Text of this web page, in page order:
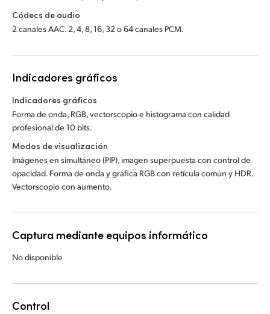
Códecs de audio
2 canales AAC. 2, 4, 8, 16, 32 o 64 canales PCM.
Indicadores gráficos
Indicadores gráficos
Forma de onda, RGB, vectorscopio e histograma con calidad
profesional de 10 bits.
Modos de visualización
Imágenes en simultáneo (PIP), imagen superpuesta con control de
opacidad. Forma de onda y gráfica RGB con retícula común y HDR.
Vectorscopio con aumento.
Captura mediante equipos informático
No disponible
Control